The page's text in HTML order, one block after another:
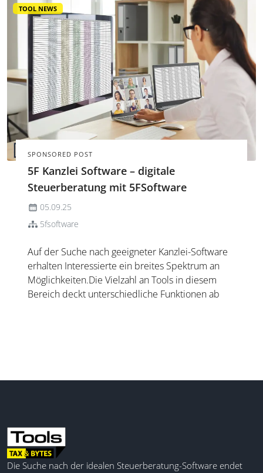
TOOL NEWS
SPONSORED POST
5F Kanzlei Software – digitale
Steuerberatung mit 5FSoftware
05.09.25
5fsoftware
Auf der Suche nach geeigneter Kanzlei-Software
erhalten Interessierte ein breites Spektrum an
Möglichkeiten.Die Vielzahl an Tools in diesem
Bereich deckt unterschiedliche Funktionen ab
Die Suche nach der idealen Steuerberatung-Software endet